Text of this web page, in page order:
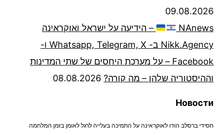
09.08.2026
NAnews
– הידיעה על ישראל ואוקראינה
Nikk.Agency ב- Whatsapp, Telegram, X ו-
Facebook – על מערכת היחסים של שתי המדינות
וההיסטוריה שלהן – מה קורה? 08.08.2026
Новости
חסידי ברסלב הודו לאוקראינה על התמיכה בעלייה לרגל לאומן בזמן המלחמה